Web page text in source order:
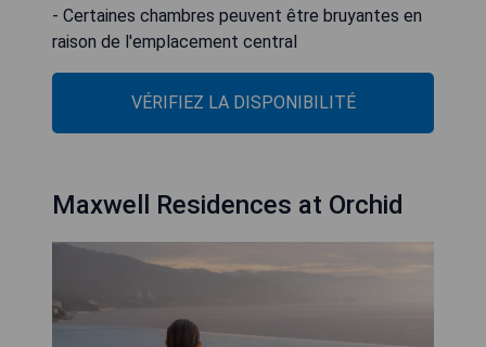
- Certaines chambres peuvent être bruyantes en
raison de l'emplacement central
VÉRIFIEZ LA DISPONIBILITÉ
Maxwell Residences at Orchid